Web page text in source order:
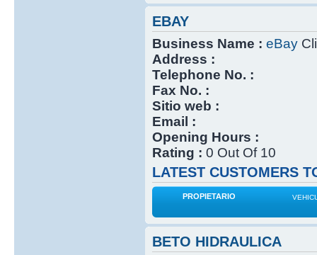
EBAY
Business Name : eBay
Address :
Telephone No. :
Fax No. :
Sitio web :
Email :
Opening Hours :
Rating : 0 Out Of 10
LATEST CUSTOMERS
PROPIETARIO
BETO HIDRAULICA